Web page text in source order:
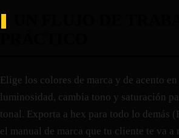
Elige los colores de marca y de acento
luminosidad, cambia tono y saturación
tonal. Exporta a hex para todo lo demás
el manual de marca que tu cliente te va a